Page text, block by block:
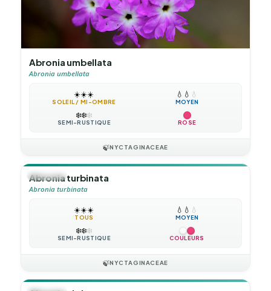
Abronia umbellata
Abronia umbellata
☀️☀️☀️
SOLEIL / MI-OMBRE
💧 💧 💧
MOYEN
❄️❄️❄️
SEMI-RUSTIQUE ROSE
🍃NYCTAGINACEAE
🪴VIVACE
Abronia turbinata
Abronia turbinata
☀️☀️☀️
TOUS
💧 💧 💧
MOYEN
❄️❄️❄️
SEMI-RUSTIQUE COULEURS
🍃NYCTAGINACEAE